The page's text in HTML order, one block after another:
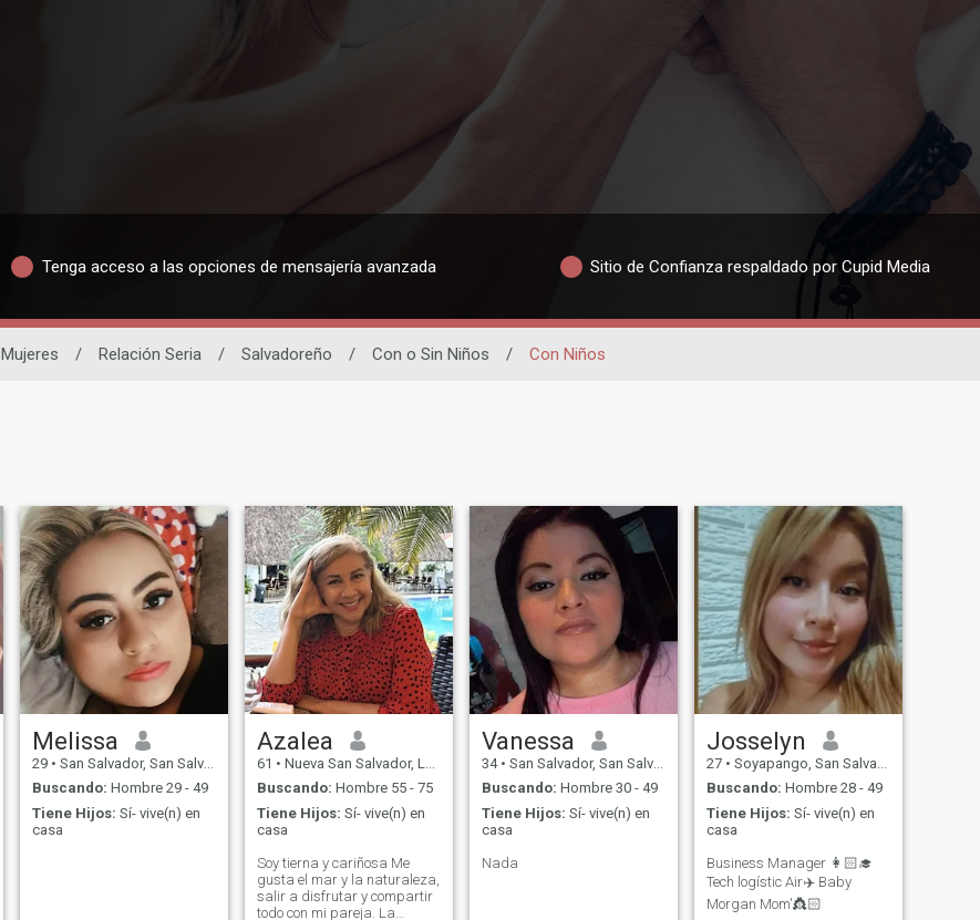
Tenga acceso a las opciones de mensajería avanzada Sitio de Confianza respaldado por Cupid Media
Mujeres / Relación Seria / Salvadoreño / Con o Sin Niños / Con Niños
Melissa
29 • San Salvador, San Salvador, El Salvador
Buscando: Hombre 29 - 49
Tiene Hijos: Sí- vive(n) en
casa
Azalea
61 • Nueva San Salvador, La Libertad, El Salvador
Buscando: Hombre 55 - 75
Tiene Hijos: Sí- vive(n) en
casa
Soy tierna y cariñosa Me
gusta el mar y la naturaleza,
salir a disfrutar y compartir
todo con mi pareja. La
Vanessa
34 • San Salvador, San Salvador, El Salvador
Buscando: Hombre 30 - 49
Tiene Hijos: Sí- vive(n) en
casa
Nada
Josselyn
27 • Soyapango, San Salvador, El Salvador
Buscando: Hombre 28 - 49
Tiene Hijos: Sí- vive(n) en
casa
Business Manager 👩🏻‍🎓
Tech logístic Air✈️ Baby
Morgan Mom'👸🏻